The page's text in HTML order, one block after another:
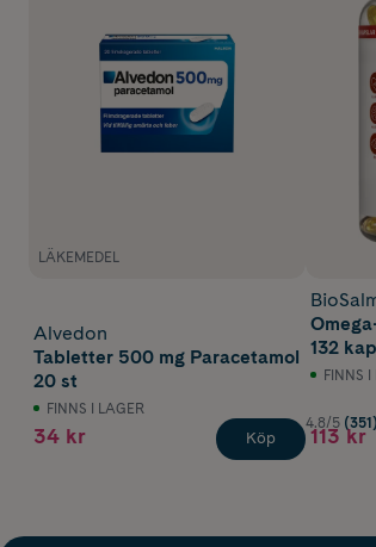
LÄKEMEDEL
Alvedon
Tabletter 500 mg Paracetamol
20 st
FINNS I LAGER
34 kr Köp
132
FINNS
4.8/5 (351)
113 kr